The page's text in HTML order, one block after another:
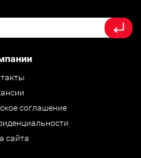
соглашение
сайта